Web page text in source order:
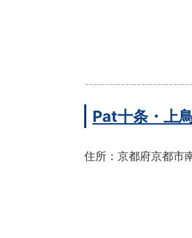
Pat十条・上
住所：京都府京都市